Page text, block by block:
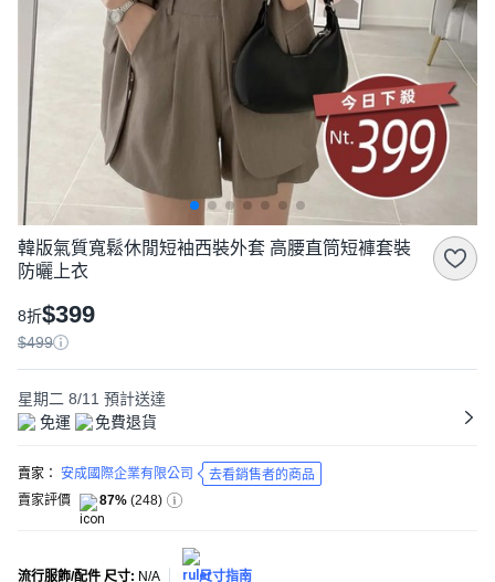
韓版氣質寬鬆休閒短袖西裝外套 高腰直筒短褲套裝
防曬上衣
8折$399
$499
星期二 8/11 預計送達
免運
免費退貨
賣家： 安成國際企業有限公司
去看銷售者的商品
賣家評價
87% (248)
流行服飾/配件 尺寸: N/A 尺寸指南